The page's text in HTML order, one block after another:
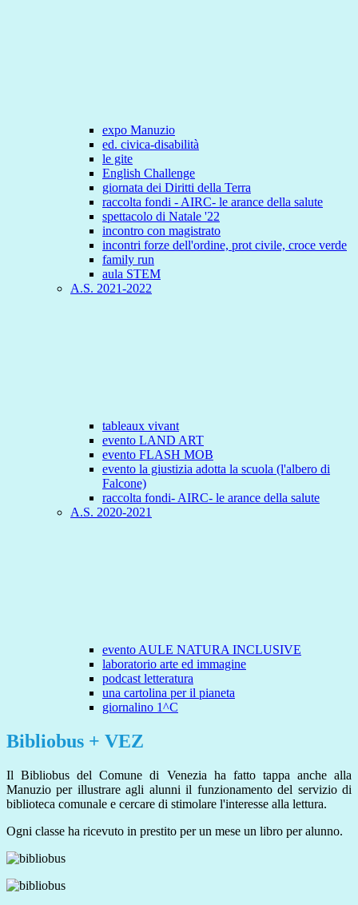
expo Manuzio
ed. civica-disabilità
le gite
English Challenge
giornata dei Diritti della Terra
raccolta fondi - AIRC- le arance della salute
spettacolo di Natale '22
incontro con magistrato
incontri forze dell'ordine, prot civile, croce verde
family run
aula STEM
A.S. 2021-2022
tableaux vivant
evento LAND ART
evento FLASH MOB
evento la giustizia adotta la scuola (l'albero di
Falcone)
raccolta fondi- AIRC- le arance della salute
A.S. 2020-2021
evento AULE NATURA INCLUSIVE
laboratorio arte ed immagine
podcast letteratura
una cartolina per il pianeta
giornalino 1^C
Bibliobus + VEZ
Il Bibliobus del Comune di Venezia ha fatto tappa anche alla
Manuzio per illustrare agli alunni il funzionamento del servizio di
biblioteca comunale e cercare di stimolare l'interesse alla lettura.
Ogni classe ha ricevuto in prestito per un mese un libro per alunno.